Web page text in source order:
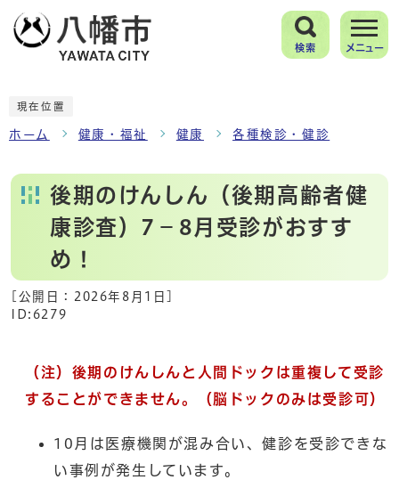
検索 メニュー
現在位置
ホーム 健康・福祉 健康 各種検診・健診
後期のけんしん（後期高齢者健
康診査）7－8月受診がおすす
め！
[公開日： 2026年8月1日
ID:6279
（注）後期のけんしんと人間ドックは重複して受診
することができません。（脳ドックのみは受診可）
10月は医療機関が混み合い、健診を受診できな
い事例が発生しています。